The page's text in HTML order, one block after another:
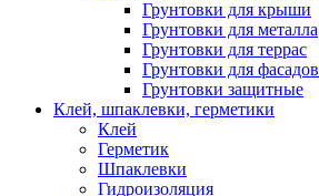
Грунтовки для крыши
Грунтовки для металла
Грунтовки для террас
Грунтовки для фасадов
Грунтовки защитные
Клей, шпаклевки, герметики
Клей
Герметик
Шпаклевки
Гидроизоляция